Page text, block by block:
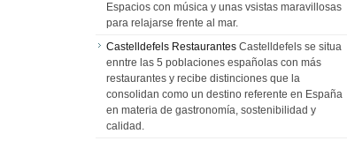
Espacios con música y unas vsistas maravillosas
para relajarse frente al mar.
Castelldefels Restaurantes Castelldefels se situa
enntre las 5 poblaciones españolas con más
restaurantes y recibe distinciones que la
consolidan como un destino referente en España
en materia de gastronomía, sostenibilidad y
calidad.